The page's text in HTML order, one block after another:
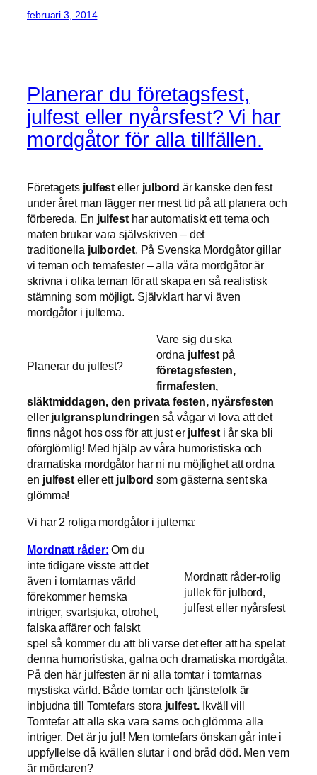
februari 3, 2014
Planerar du företagsfest,
julfest eller nyårsfest? Vi har
mordgåtor för alla tillfällen.
Företagets julfest eller julbord är kanske den fest
under året man lägger ner mest tid på att planera och
förbereda. En julfesthar automatiskt ett tema och
maten brukar vara självskriven – det
traditionella julbordet. På Svenska Mordgåtor gillar
vi teman och temafester – alla våra mordgåtor är
skrivna i olika teman för att skapa en så realistisk
stämning som möjligt. Självklart har vi även
mordgåtor i jultema.
Planerar du julfest?
Vare sig du ska
ordna julfest på
företagsfesten,
firmafesten,
släktmiddagen, den privata festen, nyårsfesten
ellerjulgransplundringen så vågar vi lova att det
finns något hos oss för att just er julfest i år ska bli
oförglömlig! Med hjälp av våra humoristiska och
dramatiska mordgåtor har ni nu möjlighet att ordna
en julfest eller ett julbord som gästerna sent ska
glömma!
Vi har 2 roliga mordgåtor i jultema:
Mordnatt råder-rolig
jullek för julbord,
julfest eller nyårsfest
Mordnatt råder: Om du
inte tidigare visste att det
även i tomtarnas värld
förekommer hemska
intriger, svartsjuka, otrohet,
falska affärer och falskt
spel så kommer du att bli varse det efter att ha spelat
denna humoristiska, galna och dramatiska mordgåta.
På den här julfesten är ni alla tomtar i tomtarnas
mystiska värld. Både tomtar och tjänstefolk är
inbjudna till Tomtefars stora julfest. Ikväll vill
Tomtefar att alla ska vara sams och glömma alla
intriger. Det är ju jul! Men tomtefars önskan går inte i
uppfyllelse då kvällen slutar i ond bråd död. Men vem
är mördaren?